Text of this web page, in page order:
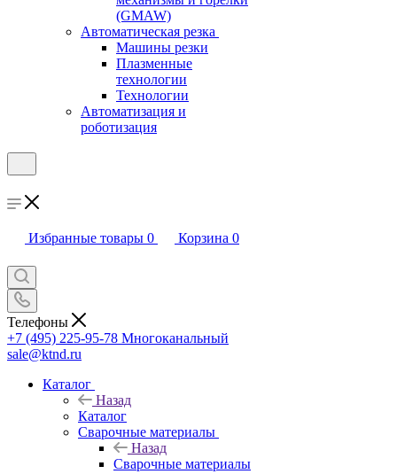
(GMAW)
Автоматическая резка
Машины резки
Плазменные
технологии
Технологии
Автоматизация и
роботизация
Избранные товары 0 Корзина 0
Телефоны
+7 (495) 225-95-78 Многоканальный
sale@ktnd.ru
Каталог
Назад
Каталог
Сварочные материалы
Назад
Сварочные материалы